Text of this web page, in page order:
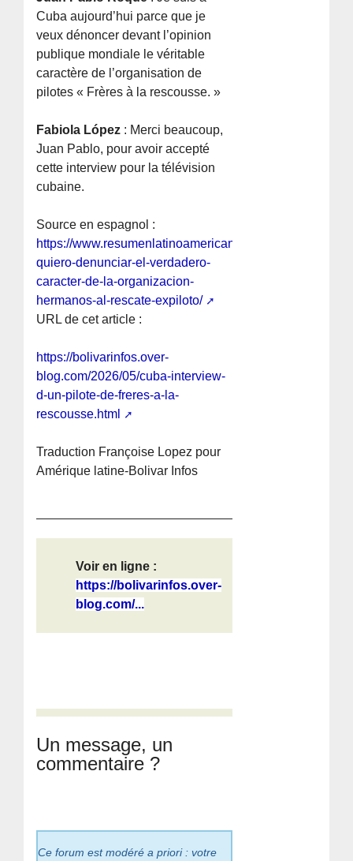
Cuba aujourd’hui parce que je
veux dénoncer devant l’opinion
publique mondiale le véritable
caractère de l’organisation de
pilotes « Frères à la rescousse. »
Fabiola López : Merci beaucoup,
Juan Pablo, pour avoir accepté
cette interview pour la télévision
cubaine.
Source en espagnol :
https://www.resumenlatinoamericano.org/2026/05/22/
quiero-denunciar-el-verdadero-
caracter-de-la-organizacion-
hermanos-al-rescate-expiloto/
URL de cet article :
https://bolivarinfos.over-
blog.com/2026/05/cuba-interview-
d-un-pilote-de-freres-a-la-
rescousse.html
Traduction Françoise Lopez pour
Amérique latine-Bolivar Infos
Voir en ligne :
https://bolivarinfos.over-
blog.com/...
Un message, un
commentaire ?
Ce forum est modéré a priori : votre